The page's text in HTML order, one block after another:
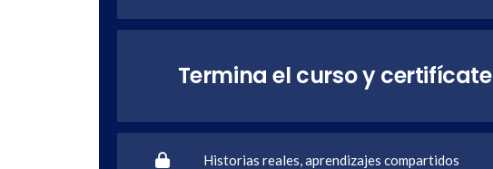
Termina el curso y certifícate
Historias reales, aprendizajes compartidos